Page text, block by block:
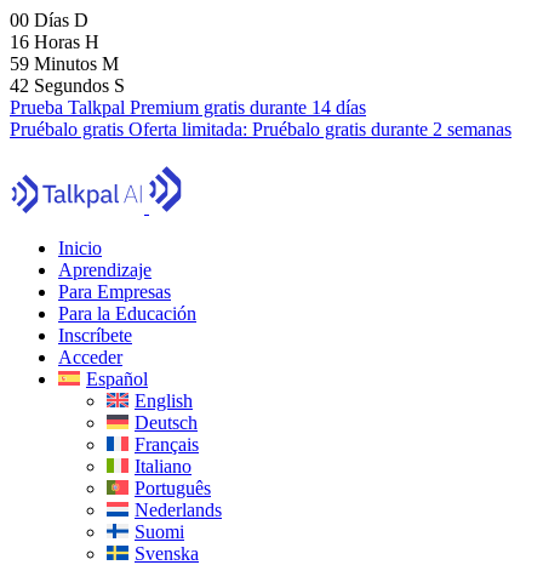
00 Días D
16 Horas H
59 Minutos M
41 Segundos S
Prueba Talkpal Premium gratis durante 14 días
Pruébalo gratis Oferta limitada: Pruébalo gratis durante 2 semanas
Inicio
Aprendizaje
Para Empresas
Para la Educación
Inscríbete
Acceder
Español
English
Deutsch
Français
Italiano
Português
Nederlands
Suomi
Svenska